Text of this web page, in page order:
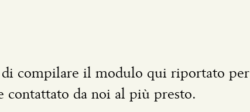
compilare il modulo qui riportato per
contattato da noi al più presto.